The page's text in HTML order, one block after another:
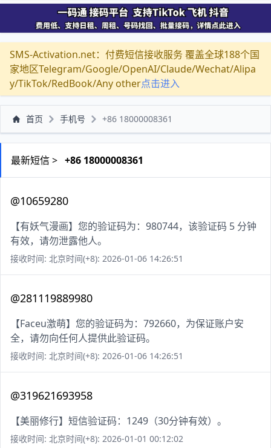
SMS-Activation.net：付费短信接收服务 覆盖全球188个国
家地区Telegram/Google/OpenAI/Claude/Wechat/Alipa
y/TikTok/RedBook/Any other点击进入
首页 手机号 +86 18000008361
最新短信 > +86 18000008361
@10659280
【有妖气漫画】您的验证码为：980744，该验证码 5 分钟
有效，请勿泄露他人。
接收时间: 北京时间(+8): 2026-01-06 14:26:51
@281119889980
【Faceu激萌】您的验证码为：792660，为保证账户安
全，请勿向任何人提供此验证码。
接收时间: 北京时间(+8): 2026-01-06 14:26:51
@319621693958
【美丽修行】短信验证码：1249（30分钟有效）。
接收时间: 北京时间(+8): 2026-01-01 00:12:02